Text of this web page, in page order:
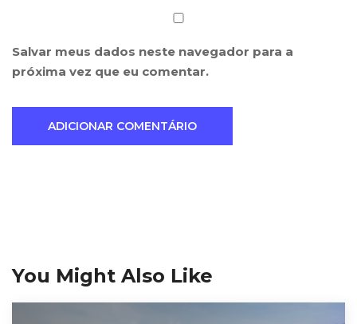
Salvar meus dados neste navegador para a
próxima vez que eu comentar.
You Might Also Like